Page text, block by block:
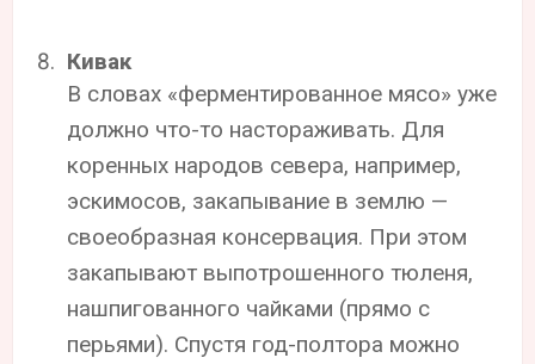
Кивак
В словах «ферментированное мясо» уже
должно что-то настораживать. Для
коренных народов севера, например,
эскимосов, закапывание в землю —
своеобразная консервация. При этом
закапывают выпотрошенного тюленя,
нашпигованного чайками (прямо с
перьями). Спустя год-полтора можно